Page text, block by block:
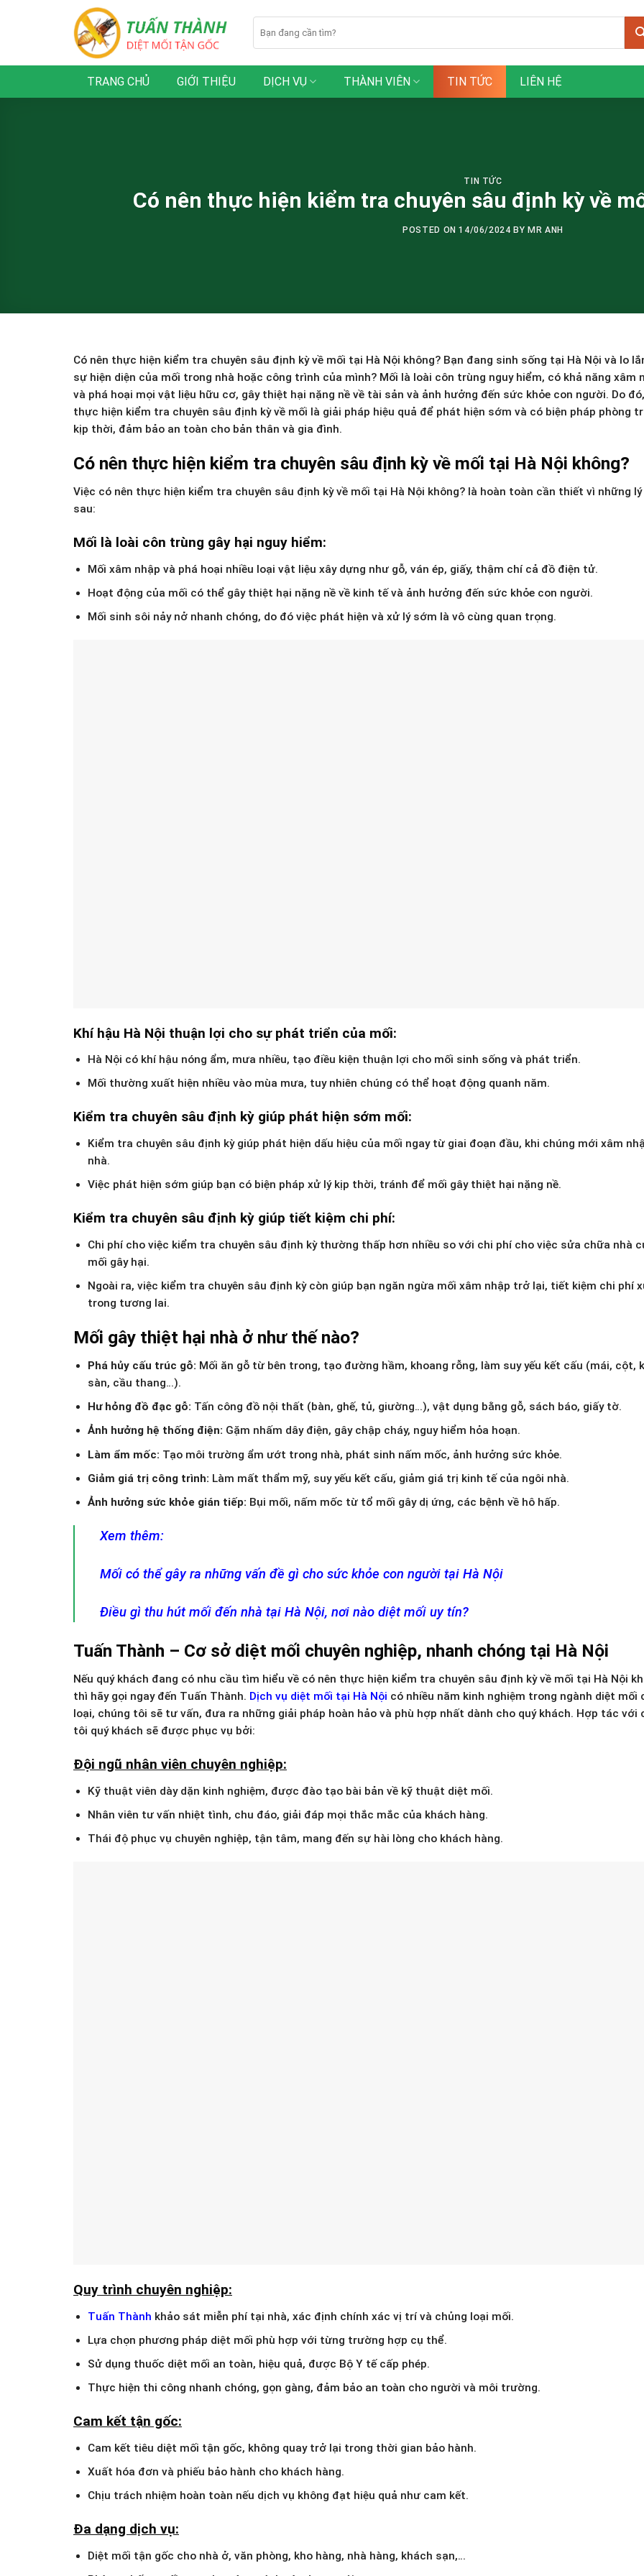
TRANG CHỦ GIỚI THIỆU DỊCH VỤ THÀNH VIÊN TIN TỨC LIÊN HỆ
TIN TỨC
Có nên thực hiện kiểm tra chuyên sâu định kỳ về
POSTED ON14/06/2024 BY MR ANH
Có nên thực hiện kiểm tra chuyên sâu định kỳ về mối tại Hà Nội không? Bạn đang sinh sống tại Hà Nội và lo
sự hiện diện của mối trong nhà hoặc công trình của mình? Mối là loài côn trùng nguy hiểm, có khả năng xâm
và phá hoại mọi vật liệu hữu cơ, gây thiệt hại nặng nề về tài sản và ảnh hưởng đến sức khỏe con người. Do
thực hiện kiểm tra chuyên sâu định kỳ về mối là giải pháp hiệu quả để phát hiện sớm và có biện pháp phòng
kịp thời, đảm bảo an toàn cho bản thân và gia đình.
Có nên thực hiện kiểm tra chuyên sâu định kỳ về mối tại Hà Nội không?
Việc có nên thực hiện kiểm tra chuyên sâu định kỳ về mối tại Hà Nội không? là hoàn toàn cần thiết vì những lý
sau:
Mối là loài côn trùng gây hại nguy hiểm:
Mối xâm nhập và phá hoại nhiều loại vật liệu xây dựng như gỗ, ván ép, giấy, thậm chí cả đồ điện tử.
Hoạt động của mối có thể gây thiệt hại nặng nề về kinh tế và ảnh hưởng đến sức khỏe con người.
Mối sinh sôi nảy nở nhanh chóng, do đó việc phát hiện và xử lý sớm là vô cùng quan trọng.
Khí hậu Hà Nội thuận lợi cho sự phát triển của mối:
Hà Nội có khí hậu nóng ẩm, mưa nhiều, tạo điều kiện thuận lợi cho mối sinh sống và phát triển.
Mối thường xuất hiện nhiều vào mùa mưa, tuy nhiên chúng có thể hoạt động quanh năm.
Kiểm tra chuyên sâu định kỳ giúp phát hiện sớm mối:
Kiểm tra chuyên sâu định kỳ giúp phát hiện dấu hiệu của mối ngay từ giai đoạn đầu, khi chúng mới xâm
nhà.
Việc phát hiện sớm giúp bạn có biện pháp xử lý kịp thời, tránh để mối gây thiệt hại nặng nề.
Kiểm tra chuyên sâu định kỳ giúp tiết kiệm chi phí:
Chi phí cho việc kiểm tra chuyên sâu định kỳ thường thấp hơn nhiều so với chi phí cho việc sửa chữa nhà
mối gây hại.
Ngoài ra, việc kiểm tra chuyên sâu định kỳ còn giúp bạn ngăn ngừa mối xâm nhập trở lại, tiết kiệm chi phí
trong tương lai.
Mối gây thiệt hại nhà ở như thế nào?
Phá hủy cấu trúc gỗ: Mối ăn gỗ từ bên trong, tạo đường hầm, khoang rỗng, làm suy yếu kết cấu (mái, cột,
sàn, cầu thang…).
Hư hỏng đồ đạc gỗ: Tấn công đồ nội thất (bàn, ghế, tủ, giường…), vật dụng bằng gỗ, sách báo, giấy tờ.
Ảnh hưởng hệ thống điện: Gặm nhấm dây điện, gây chập cháy, nguy hiểm hỏa hoạn.
Làm ẩm mốc: Tạo môi trường ẩm ướt trong nhà, phát sinh nấm mốc, ảnh hưởng sức khỏe.
Giảm giá trị công trình: Làm mất thẩm mỹ, suy yếu kết cấu, giảm giá trị kinh tế của ngôi nhà.
Ảnh hưởng sức khỏe gián tiếp: Bụi mối, nấm mốc từ tổ mối gây dị ứng, các bệnh về hô hấp.
Xem thêm:
Mối có thể gây ra những vấn đề gì cho sức khỏe con người tại Hà Nội
Điều gì thu hút mối đến nhà tại Hà Nội, nơi nào diệt mối uy tín?
Tuấn Thành – Cơ sở diệt mối chuyên nghiệp, nhanh chóng tại Hà Nội
Nếu quý khách đang có nhu cầu tìm hiểu về có nên thực hiện kiểm tra chuyên sâu định kỳ về mối tại Hà Nội
thì hãy gọi ngay đến Tuấn Thành. Dịch vụ diệt mối tại Hà Nội có nhiều năm kinh nghiệm trong ngành diệt mối
loại, chúng tôi sẽ tư vấn, đưa ra những giải pháp hoàn hảo và phù hợp nhất dành cho quý khách. Hợp tác với
tôi quý khách sẽ được phục vụ bởi:
Đội ngũ nhân viên chuyên nghiệp:
Kỹ thuật viên dày dặn kinh nghiệm, được đào tạo bài bản về kỹ thuật diệt mối.
Nhân viên tư vấn nhiệt tình, chu đáo, giải đáp mọi thắc mắc của khách hàng.
Thái độ phục vụ chuyên nghiệp, tận tâm, mang đến sự hài lòng cho khách hàng.
Quy trình chuyên nghiệp:
Tuấn Thành khảo sát miễn phí tại nhà, xác định chính xác vị trí và chủng loại mối.
Lựa chọn phương pháp diệt mối phù hợp với từng trường hợp cụ thể.
Sử dụng thuốc diệt mối an toàn, hiệu quả, được Bộ Y tế cấp phép.
Thực hiện thi công nhanh chóng, gọn gàng, đảm bảo an toàn cho người và môi trường.
Cam kết tận gốc:
Cam kết tiêu diệt mối tận gốc, không quay trở lại trong thời gian bảo hành.
Xuất hóa đơn và phiếu bảo hành cho khách hàng.
Chịu trách nhiệm hoàn toàn nếu dịch vụ không đạt hiệu quả như cam kết.
Đa dạng dịch vụ:
Diệt mối tận gốc cho nhà ở, văn phòng, kho hàng, nhà hàng, khách sạn,…